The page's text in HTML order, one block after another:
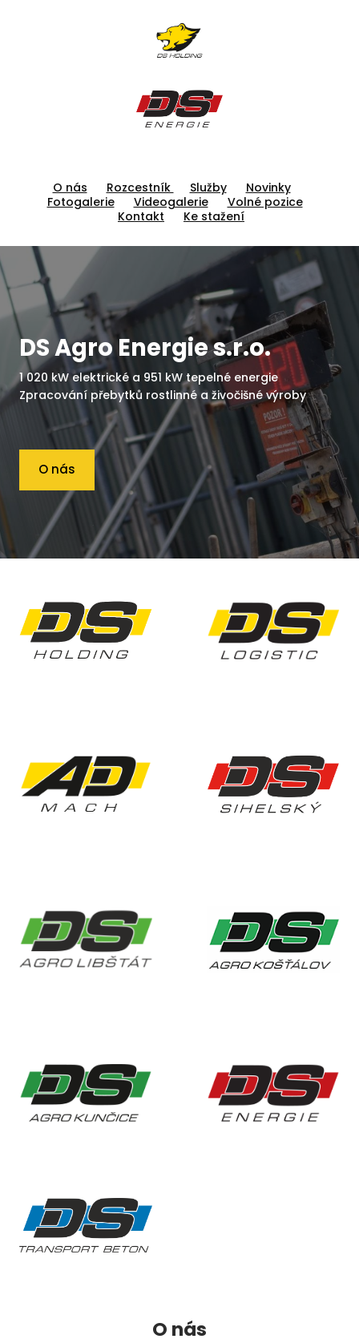
O nás Rozcestník Služby
Novinky
Fotogalerie
Videogalerie
Volné pozice
Kontakt
Ke stažení
DS Agro Energie s.r.o.
1 020 kW elektrické a 951 kW tepelné energie
Zpracování přebytků rostlinné a živočišné výroby
O nás
O nás